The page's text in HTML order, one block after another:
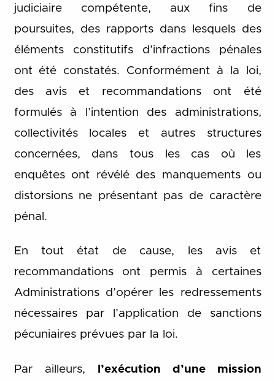
judiciaire compétente, aux fins de
poursuites, des rapports dans lesquels des
éléments constitutifs d’infractions pénales
ont été constatés. Conformément à la loi,
des avis et recommandations ont été
formulés à l’intention des administrations,
collectivités locales et autres structures
concernées, dans tous les cas où les
enquêtes ont révélé des manquements ou
distorsions ne présentant pas de caractère
pénal.
En tout état de cause, les avis et
recommandations ont permis à certaines
Administrations d’opérer les redressements
nécessaires par l’application de sanctions
pécuniaires prévues par la loi.
Par ailleurs,
l’exécution d’une mission